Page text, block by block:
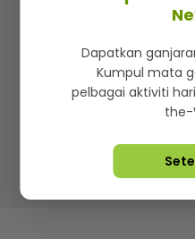
Iklan di
Terma & Syarat
Hakcipta Terpelihara ©
Dapatkan
Kumpul mata
pelbagai aktiviti
the-